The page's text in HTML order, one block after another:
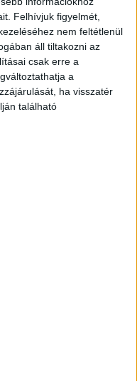
Felhívjuk figyelmét,
nem feltétlenül
áll tiltakozni az
csak erre a
a
ha visszatér
található
támogatási